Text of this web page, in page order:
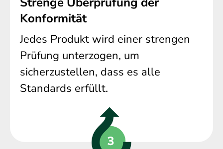
Konformität
Jedes Produkt wird einer strengen
Prüfung unterzogen, um
sicherzustellen, dass es alle
Standards erfüllt.